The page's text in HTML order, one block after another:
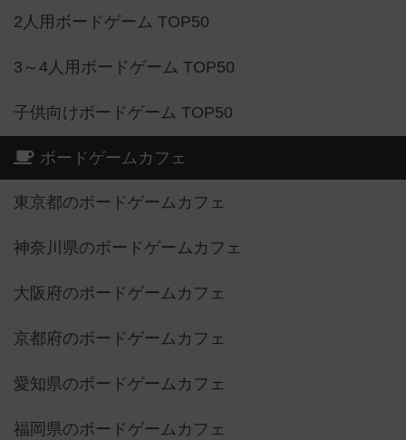
2人用ボードゲーム TOP50
3～4人用ボードゲーム TOP50
子供向けボードゲーム TOP50
ボードゲームカフェ
東京都のボードゲームカフェ
神奈川県のボードゲームカフェ
大阪府のボードゲームカフェ
京都府のボードゲームカフェ
愛知県のボードゲームカフェ
福岡県のボードゲームカフェ